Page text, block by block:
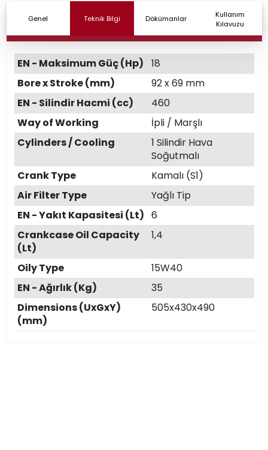
Genel Teknik Bilgi Dökümanlar
Kullanım
Kılavuzu
EN - Maksimum Güç (Hp)
18
Bore x Stroke (mm)
92 x 69 mm
EN - Silindir Hacmi (cc)
460
Way of Working
İpli / Marşlı
Cylinders / Cooling
1 Silindir Hava
Soğutmalı
Crank Type
Kamalı (S1)
Air Filter Type
Yağlı Tip
EN - Yakıt Kapasitesi (Lt) 6
Crankcase Oil Capacity
(Lt)
1,4
Oily Type
15W40
EN - Ağırlık (Kg)
35
Dimensions (UxGxY)
(mm)
505x430x490